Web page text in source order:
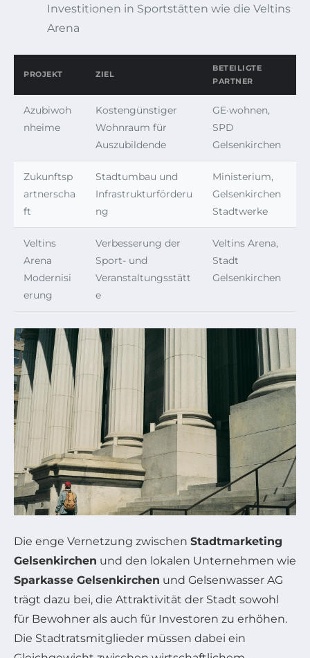
Investitionen in Sportstätten wie die Veltins
Arena
PROJEKT ZIEL
BETEILIGTE
PARTNER
Azubiwoh
nheime
Kostengünstiger
Wohnraum für
Auszubildende
GE·wohnen,
SPD
Gelsenkirchen
Zukunftsp
artnerscha
ft
Stadtumbau und
Infrastrukturförderu
ng
Ministerium,
Gelsenkirchen
Stadtwerke
Veltins
Arena
Modernisi
erung
Verbesserung der
Sport- und
Veranstaltungsstätt
e
Veltins Arena,
Stadt
Gelsenkirchen
Die enge Vernetzung zwischen Stadtmarketing
Gelsenkirchen und den lokalen Unternehmen wie
Sparkasse Gelsenkirchen und Gelsenwasser AG
trägt dazu bei, die Attraktivität der Stadt sowohl
für Bewohner als auch für Investoren zu erhöhen.
Die Stadtratsmitglieder müssen dabei ein